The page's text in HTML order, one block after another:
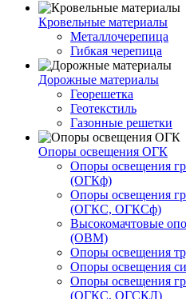
Кровельные материалы
Металлочерепица
Гибкая черепица
Дорожные материалы
Георешетка
Геотекстиль
Газонные решетки
Опоры освещения ОГК
Опоры освещения
(ОГКф)
Опоры освещения
(ОГКС, ОГКСф)
Высокомачтовые
(ОВМ)
Опоры освещения
Опоры освещения
Опоры освещения
(ОГКС, ОГСКЛ)